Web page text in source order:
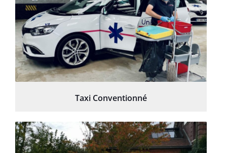
Taxi Conventionné